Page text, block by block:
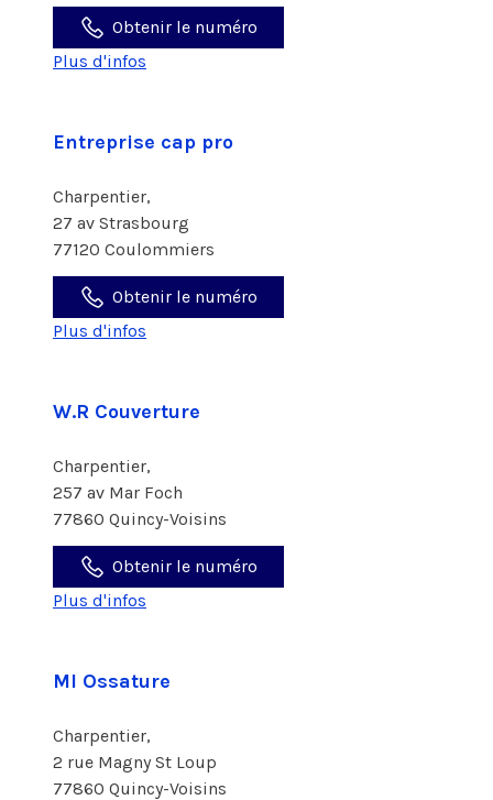
Obtenir le numéro
Plus d'infos
Entreprise cap pro
Charpentier,
27 av Strasbourg
77120 Coulommiers
Obtenir le numéro
Plus d'infos
W.R Couverture
Charpentier,
257 av Mar Foch
77860 Quincy-Voisins
Obtenir le numéro
Plus d'infos
Ml Ossature
Charpentier,
2 rue Magny St Loup
77860 Quincy-Voisins